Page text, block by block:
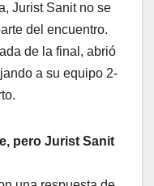
Jurist Sanit no se
del encuentro.
de la final, abrió
a su equipo 2-
pero Jurist Sanit